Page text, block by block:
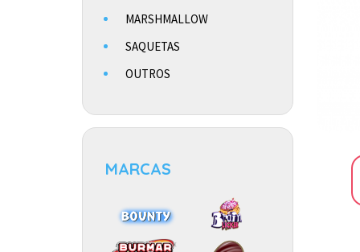
MARSHMALLOW
SAQUETAS
OUTROS
MARCAS